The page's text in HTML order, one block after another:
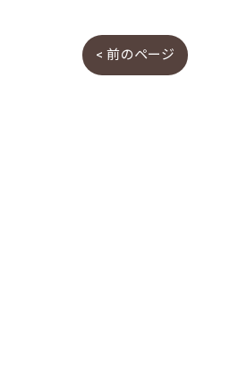
< 前のページ